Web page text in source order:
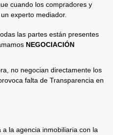
cuando los compradores y
experto mediador.
las partes están presentes
NEGOCIACIÓN
no negocian directamente los
falta de Transparencia en
la agencia inmobiliaria con la